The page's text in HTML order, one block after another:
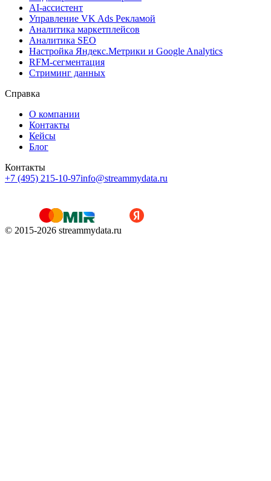
AI-ассистент
Управление VK Ads Рекламой
Аналитика маркетплейсов
Аналитика SEO
Настройка Яндекс.Метрики и Google Analytics
RFM-сегментация
Cтриминг данных
Справка
О компании
Контакты
Кейсы
Блог
Контакты
+7 (495) 215-10-97info@streammydata.ru
© 2015-2026 streammydata.ru